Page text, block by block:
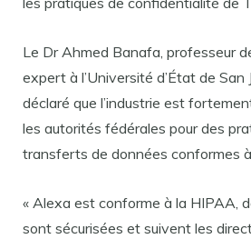
Le Dr Ahmed Banafa, professeur
expert à l’Université d’État de San
déclaré que l’industrie est
les autorités fédérales pour des
transferts de données conformes
« Alexa est conforme à la HIPAA,
sont sécurisées et suivent les